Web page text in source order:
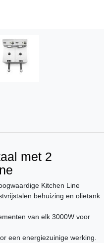
met 2
Kitchen Line
behuizing en olietank
van elk 3000W voor
een energiezuinige werking.